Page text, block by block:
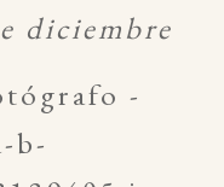
diciembre